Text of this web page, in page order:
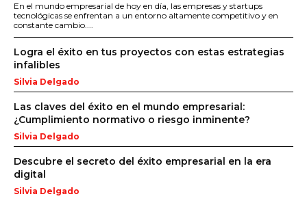
En el mundo empresarial de hoy en día, las empresas y startups
tecnológicas se enfrentan a un entorno altamente competitivo y en
constante cambio....
Logra el éxito en tus proyectos con estas estrategias
infalibles
Silvia Delgado
Las claves del éxito en el mundo empresarial:
¿Cumplimiento normativo o riesgo inminente?
Silvia Delgado
Descubre el secreto del éxito empresarial en la era
digital
Silvia Delgado